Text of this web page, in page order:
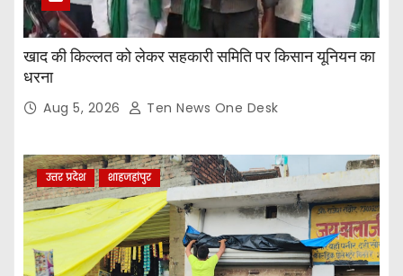
खाद की किल्लत को लेकर सहकारी समिति पर किसान यूनियन का
धरना
Aug 5, 2026 Ten News One Desk
उत्तर प्रदेश शाहजहांपुर